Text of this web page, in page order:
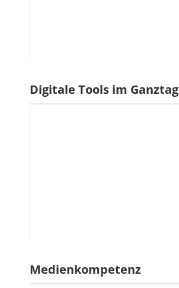
Digitale Tools im Ganztag
Medienkompetenz